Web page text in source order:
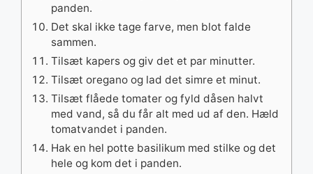
panden.
Det skal ikke tage farve, men blot falde
sammen.
Tilsæt kapers og giv det et par minutter.
Tilsæt oregano og lad det simre et minut.
Tilsæt flåede tomater og fyld dåsen halvt
med vand, så du får alt med ud af den. Hæld
tomatvandet i panden.
Hak en hel potte basilikum med stilke og det
hele og kom det i panden.